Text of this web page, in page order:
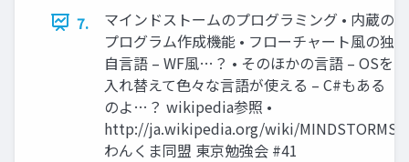
7.
マインドストームのプログラミング • 内蔵の
プログラム作成機能 • フローチャート風の独
自言語 – WF風…？ • そのほかの言語 – OSを
入れ替えて色々な言語が使える – C#もある
のよ…？ wikipedia参照 •
http://ja.wikipedia.org/wiki/MINDSTORMS
わんくま同盟 東京勉強会 #41